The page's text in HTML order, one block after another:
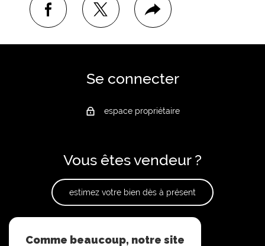
facebooktwitterPlus
de
partage
Se connecter
espace propriétaire
Vous êtes vendeur ?
estimez votre bien dès à présent
Adhérents
Comme beaucoup, notre site